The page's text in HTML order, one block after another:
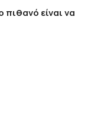
είναι να